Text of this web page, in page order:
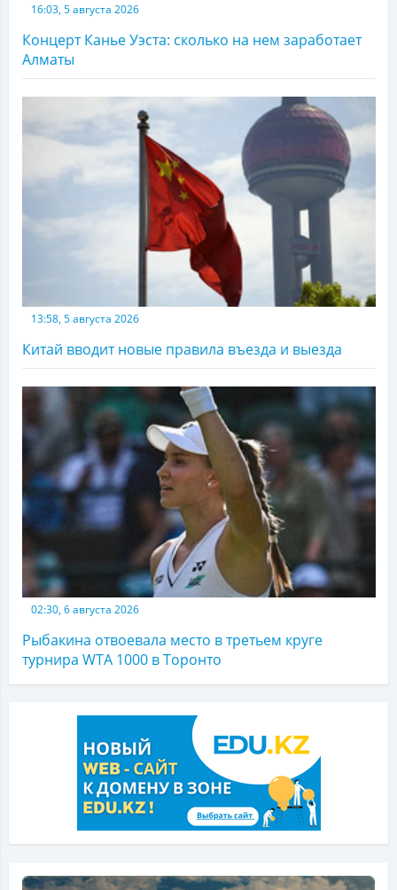
16:03, 5 августа 2026
Концерт Канье Уэста: сколько на нем заработает
Алматы
13:58, 5 августа 2026
Китай вводит новые правила въезда и выезда
02:30, 6 августа 2026
Рыбакина отвоевала место в третьем круге
турнира WTA 1000 в Торонто